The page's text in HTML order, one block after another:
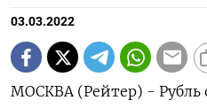
03.03.2022
МОСКВА (Рейтер) - Рубль